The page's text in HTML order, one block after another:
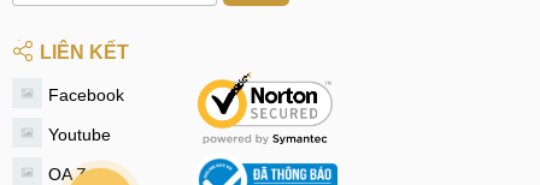
LIÊN KẾT
Facebook
Youtube
OA Zalo